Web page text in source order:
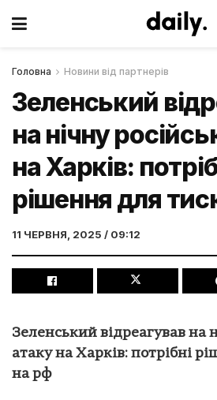
Головна Новини від партнерів
Зеленський
на нічну
на Харків:
рішення для
11 ЧЕРВНЯ, 2025 / 09:12
Зеленський відреагував на
атаку на Харків: потрібні
на рф